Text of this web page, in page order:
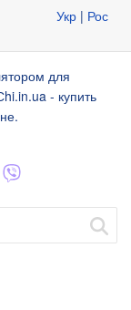
Укр | Рос